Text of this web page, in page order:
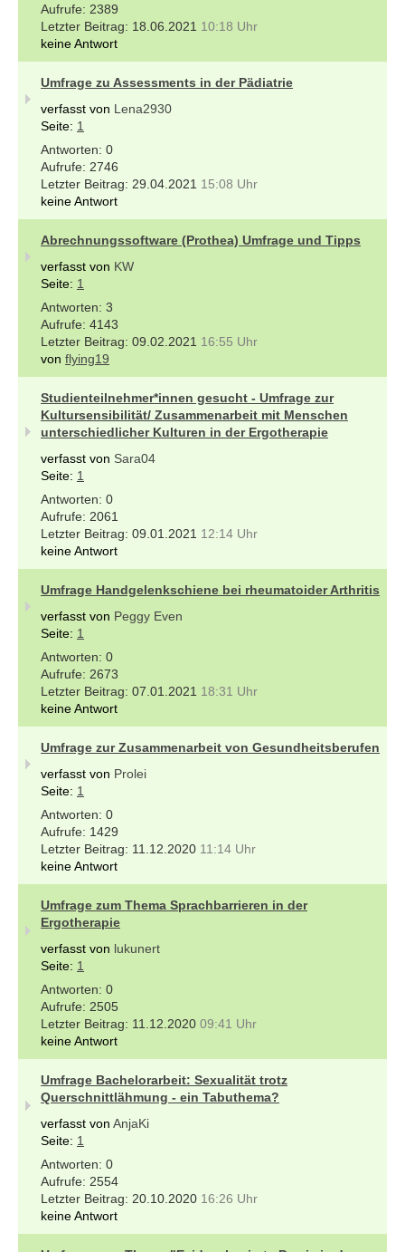
2389
18.06.2021 10:18 Uhr
keine Antwort
Umfrage zu Assessments in der Pädiatrie
verfasst von Lena2930
Seite: 1
0
2746
29.04.2021 15:08 Uhr
keine Antwort
Abrechnungssoftware (Prothea) Umfrage und Tipps
verfasst von KW
Seite: 1
3
4143
09.02.2021 16:55 Uhr
von flying19
Studienteilnehmer*innen gesucht - Umfrage zur
Kultursensibilität/ Zusammenarbeit mit Menschen
unterschiedlicher Kulturen in der Ergotherapie
verfasst von Sara04
Seite: 1
0
2061
09.01.2021 12:14 Uhr
keine Antwort
Umfrage Handgelenkschiene bei rheumatoider Arthritis
verfasst von Peggy Even
Seite: 1
0
2673
07.01.2021 18:31 Uhr
keine Antwort
Umfrage zur Zusammenarbeit von Gesundheitsberufen
verfasst von Prolei
Seite: 1
0
1429
11.12.2020 11:14 Uhr
keine Antwort
Umfrage zum Thema Sprachbarrieren in der
Ergotherapie
verfasst von lukunert
Seite: 1
0
2505
11.12.2020 09:41 Uhr
keine Antwort
Umfrage Bachelorarbeit: Sexualität trotz
Querschnittlähmung - ein Tabuthema?
verfasst von AnjaKi
Seite: 1
0
2554
20.10.2020 16:26 Uhr
keine Antwort